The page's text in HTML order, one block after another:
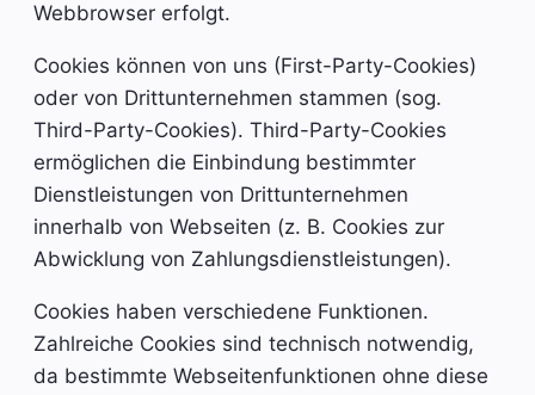
Webbrowser erfolgt.
Cookies können von uns (First-Party-Cookies)
oder von Drittunternehmen stammen (sog.
Third-Party-Cookies). Third-Party-Cookies
ermöglichen die Einbindung bestimmter
Dienstleistungen von Drittunternehmen
innerhalb von Webseiten (z. B. Cookies zur
Abwicklung von Zahlungsdienstleistungen).
Cookies haben verschiedene Funktionen.
Zahlreiche Cookies sind technisch notwendig,
da bestimmte Webseitenfunktionen ohne diese